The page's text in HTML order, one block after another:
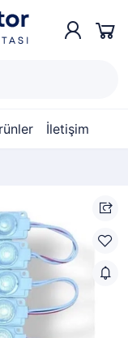
İletişim